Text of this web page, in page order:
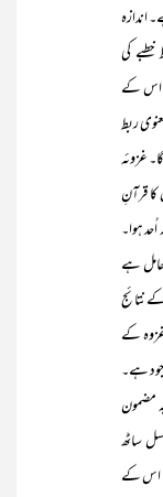
اندازہ
کی
اس کے
ربط
غزوئہ
کا قرآنِ
میں غزوئہ اُحد ہوا۔
ہے
نتائج
کے
ہے۔
مضمون
ساٹھ
اس کے